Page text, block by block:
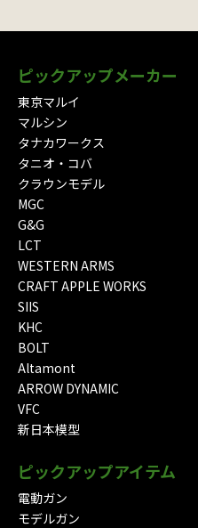
ピックアップメーカー
東京マルイ
マルシン
タナカワークス
タニオ・コバ
クラウンモデル
MGC
G&G
LCT
WESTERN ARMS
CRAFT APPLE WORKS
SIIS
KHC
BOLT
Altamont
ARROW DYNAMIC
VFC
新日本模型
ピックアップアイテム
電動ガン
モデルガン